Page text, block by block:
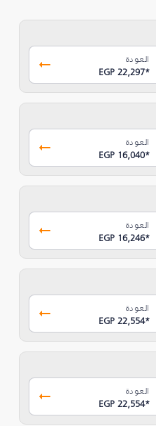
العودة
EGP 22,297*
العودة
EGP 16,040*
العودة
EGP 16,246*
العودة
EGP 22,554*
العودة
EGP 22,554*